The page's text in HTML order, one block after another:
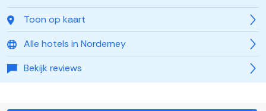
Toon op kaart
Alle hotels in Norderney
Bekijk reviews